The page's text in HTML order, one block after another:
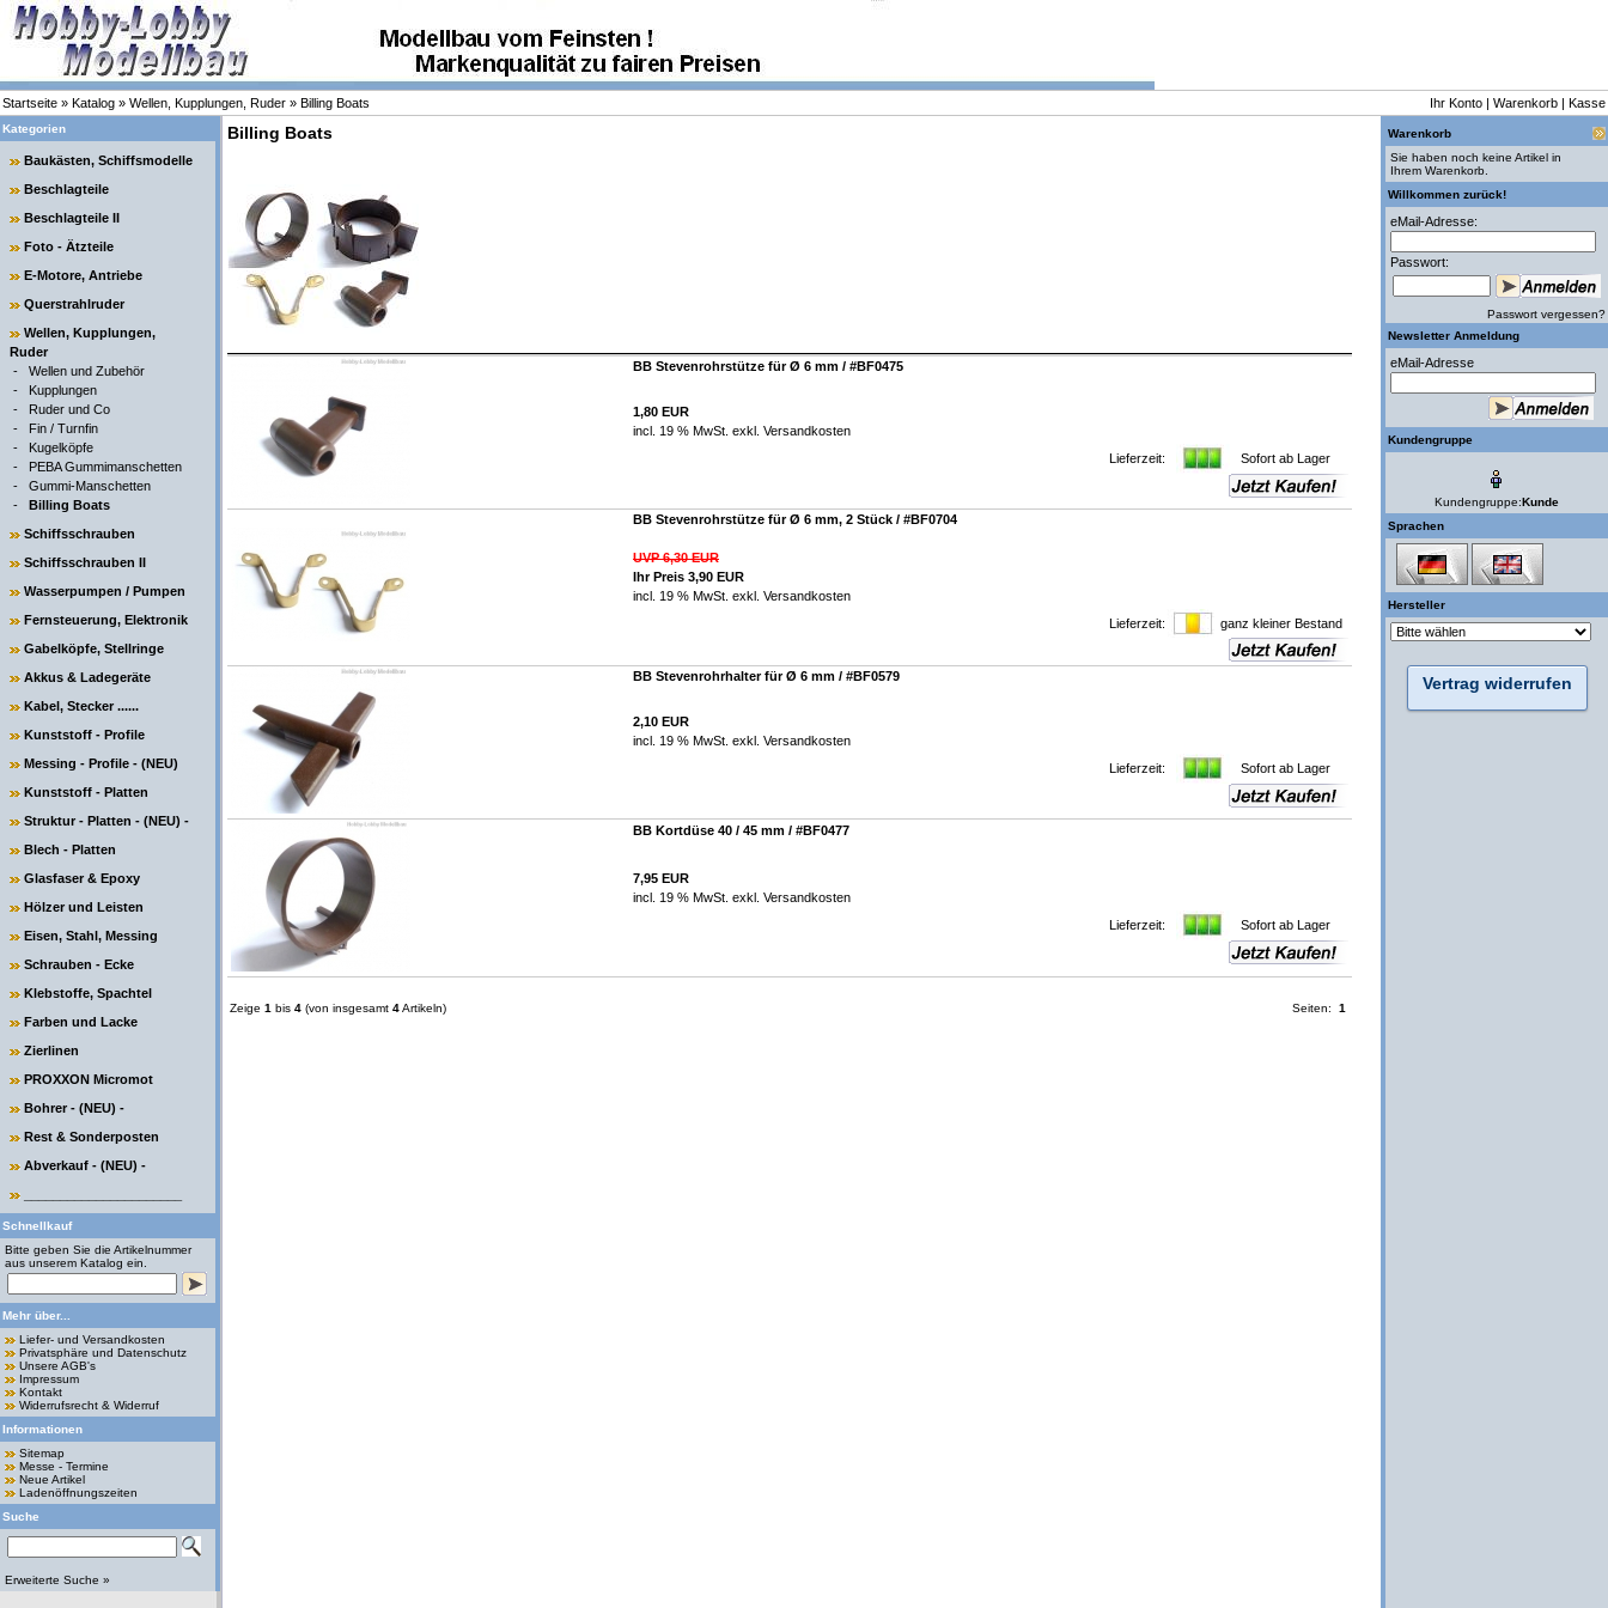
Startseite » Katalog » Wellen, Kupplungen, Ruder » Billing Boats Ihr Konto | Warenkorb | Kasse
Kategorien
Baukästen, Schiffsmodelle
Beschlagteile
Beschlagteile II
Foto - Ätzteile
E-Motore, Antriebe
Querstrahlruder
Wellen, Kupplungen,
Ruder
- Wellen und Zubehör
- Kupplungen
- Ruder und Co
- Fin / Turnfin
- Kugelköpfe
- PEBA Gummimanschetten
- Gummi-Manschetten
- Billing Boats
Schiffsschrauben
Schiffsschrauben II
Wasserpumpen / Pumpen
Fernsteuerung, Elektronik
Gabelköpfe, Stellringe
Akkus & Ladegeräte
Kabel, Stecker ......
Kunststoff - Profile
Messing - Profile - (NEU)
Kunststoff - Platten
Struktur - Platten - (NEU) -
Blech - Platten
Glasfaser & Epoxy
Hölzer und Leisten
Eisen, Stahl, Messing
Schrauben - Ecke
Klebstoffe, Spachtel
Farben und Lacke
Zierlinen
PROXXON Micromot
Bohrer - (NEU) -
Rest & Sonderposten
Abverkauf - (NEU) -
Schnellkauf
Bitte geben Sie die Artikelnummer
aus unserem Katalog ein.
Mehr über...
Liefer- und Versandkosten
Privatsphäre und Datenschutz
Unsere AGB's
Impressum
Kontakt
Widerrufsrecht & Widerruf
Informationen
Sitemap
Messe - Termine
Neue Artikel
Ladenöffnungszeiten
Suche
Erweiterte Suche »
Billing Boats
BB Stevenrohrstütze für Ø 6 mm / #BF0475
1,80 EUR
incl. 19 % MwSt. exkl. Versandkosten
Lieferzeit:
Sofort ab Lager
BB Stevenrohrstütze für Ø 6 mm, 2 Stück / #BF0704
UVP 6,30 EUR
Ihr Preis 3,90 EUR
incl. 19 % MwSt. exkl. Versandkosten
Lieferzeit:
ganz kleiner Bestand
BB Stevenrohrhalter für Ø 6 mm / #BF0579
2,10 EUR
incl. 19 % MwSt. exkl. Versandkosten
Lieferzeit:
Sofort ab Lager
BB Kortdüse 40 / 45 mm / #BF0477
7,95 EUR
incl. 19 % MwSt. exkl. Versandkosten
Lieferzeit:
Sofort ab Lager
Zeige 1 bis 4 (von insgesamt 4Artikeln) Seiten: 1
Warenkorb
Sie haben noch keine Artikel in
Ihrem Warenkorb.
Willkommen zurück!
eMail-Adresse:
Passwort:
Passwort vergessen?
Newsletter Anmeldung
eMail-Adresse
Kundengruppe
Kundengruppe:Kunde
Sprachen
Hersteller
Vertrag widerrufen